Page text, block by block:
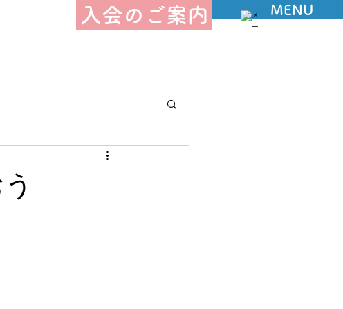
入会のご案内 MENU
報告－授産部